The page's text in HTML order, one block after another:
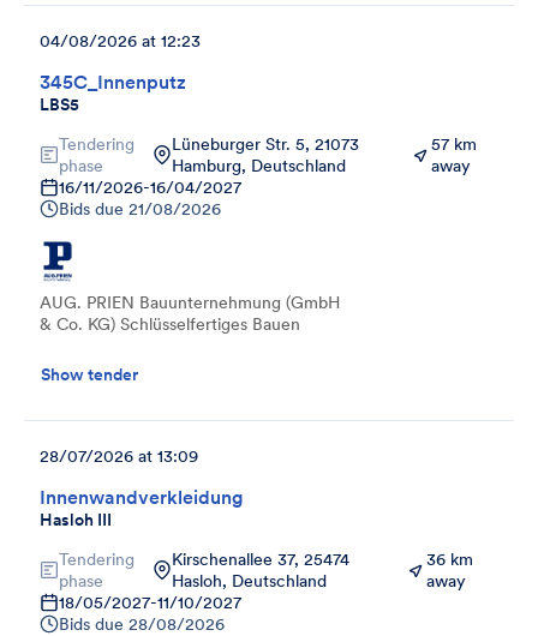
345C_Innenputz
LBS5
04/08/2026 at 12:23
Tendering
phase
Lüneburger Str. 5, 21073
Hamburg, Deutschland
57 km
away
16/11/2026-16/04/2027
Bids due 21/08/2026
AUG. PRIEN Bauunternehmung (GmbH
& Co. KG) Schlüsselfertiges Bauen
Show tender
Innenwandverkleidung
Hasloh III
28/07/2026 at 13:09
Tendering
phase
Kirschenallee 37, 25474
Hasloh, Deutschland
36 km
away
18/05/2027-11/10/2027
Bids due 28/08/2026